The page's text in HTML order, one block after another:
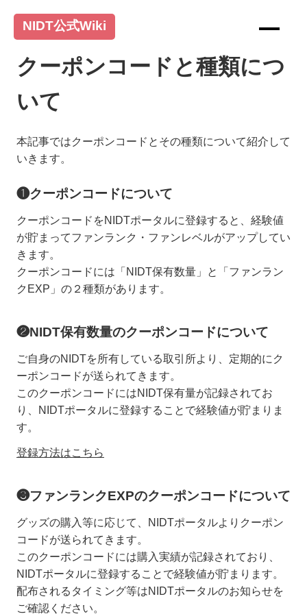
NIDT公式Wiki
クーポンコードと種類につ
いて
本記事ではクーポンコードとその種類について紹介して
いきます。
❶クーポンコードについて
クーポンコードをNIDTポータルに登録すると、経験値
が貯まってファンランク・ファンレベルがアップしてい
きます。
クーポンコードには「NIDT保有数量」と「ファンラン
クEXP」の２種類があります。
❷NIDT保有数量のクーポンコードについて
ご自身のNIDTを所有している取引所より、定期的にク
ーポンコードが送られてきます。
このクーポンコードにはNIDT保有量が記録されてお
り、NIDTポータルに登録することで経験値が貯まりま
す。
登録方法はこちら
❸ファンランクEXPのクーポンコードについて
グッズの購入等に応じて、NIDTポータルよりクーポン
コードが送られてきます。
このクーポンコードには購入実績が記録されており、
NIDTポータルに登録することで経験値が貯まります。
配布されるタイミング等はNIDTポータルのお知らせを
ご確認ください。